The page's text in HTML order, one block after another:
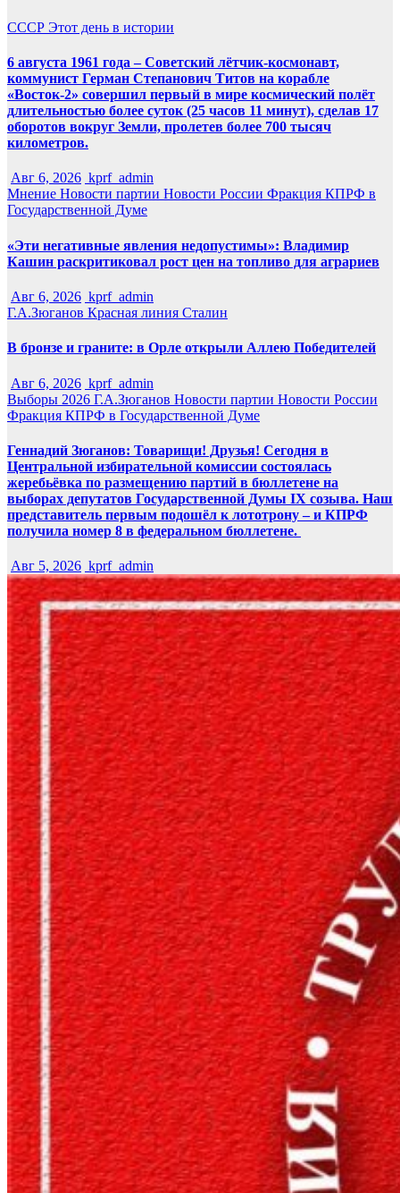
СССР Этот день в истории
6 августа 1961 года – Советский лётчик-космонавт,
коммунист Герман Степанович Титов на корабле
«Восток-2» совершил первый в мире космический полёт
длительностью более суток (25 часов 11 минут), сделав 17
оборотов вокруг Земли, пролетев более 700 тысяч
километров.
Авг 6, 2026 kprf_admin
Мнение Новости партии Новости России Фракция КПРФ в
Государственной Думе
«Эти негативные явления недопустимы»: Владимир
Кашин раскритиковал рост цен на топливо для аграриев
Авг 6, 2026 kprf_admin
Г.А.Зюганов Красная линия Сталин
В бронзе и граните: в Орле открыли Аллею Победителей
Авг 6, 2026 kprf_admin
Выборы 2026 Г.А.Зюганов Новости партии Новости России
Фракция КПРФ в Государственной Думе
Геннадий Зюганов: Товарищи! Друзья! Сегодня в
Центральной избирательной комиссии состоялась
жеребьёвка по размещению партий в бюллетене на
выборах депутатов Государственной Думы IX созыва. Наш
представитель первым подошёл к лототрону – и КПРФ
получила номер 8 в федеральном бюллетене.
Авг 5, 2026 kprf_admin